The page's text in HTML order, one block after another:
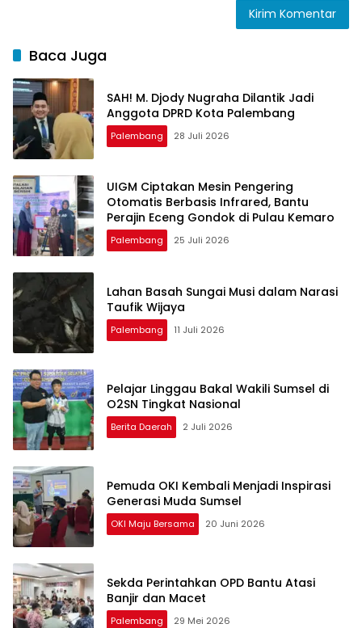
Baca Juga
SAH! M. Djody Nugraha Dilantik Jadi
Anggota DPRD Kota Palembang
Palembang 28 Juli 2026
UIGM Ciptakan Mesin Pengering
Otomatis Berbasis Infrared, Bantu
Perajin Eceng Gondok di Pulau Kemaro
Palembang 25 Juli 2026
Lahan Basah Sungai Musi dalam Narasi
Taufik Wijaya
Palembang 11 Juli 2026
Pelajar Linggau Bakal Wakili Sumsel di
O2SN Tingkat Nasional
Berita Daerah 2 Juli 2026
Pemuda OKI Kembali Menjadi Inspirasi
Generasi Muda Sumsel
OKI Maju Bersama 20 Juni 2026
Sekda Perintahkan OPD Bantu Atasi
Banjir dan Macet
Palembang 29 Mei 2026